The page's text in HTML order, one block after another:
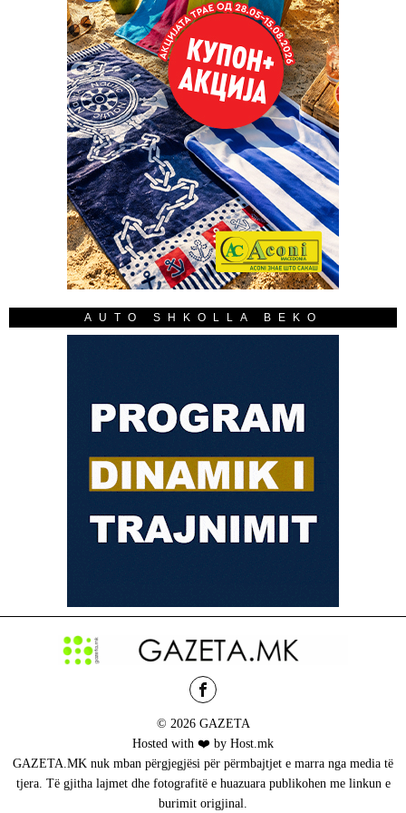
AUTO SHKOLLA BEKO
© 2026 GAZETA
Hosted with ❤️ by Host.mk
GAZETA.MK nuk mban përgjegjësi për përmbajtjet e marra nga media të
tjera. Të gjitha lajmet dhe fotografitë e huazuara publikohen me linkun e
burimit origjinal.